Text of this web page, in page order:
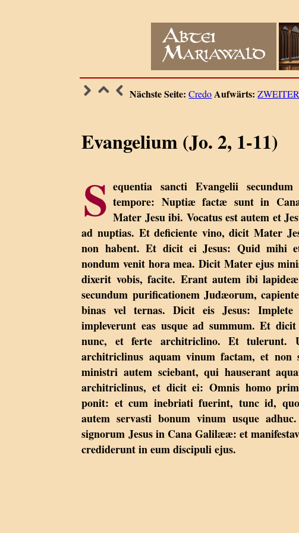
Nächste Seite: Credo Aufwärts:
Evangelium (Jo. 2, 1-11)
S equentia sancti Evangelii
tempore: Nuptiæ factæ sunt in
Mater Jesu ibi. Vocatus est autem et
ad nuptias. Et deficiente vino, dicit Mater
non habent. Et dicit ei Jesus: Quid mihi
nondum venit hora mea. Dicit Mater ejus
dixerit vobis, facite. Erant autem ibi
secundum purificationem Judæorum,
binas vel ternas. Dicit eis Jesus:
impleverunt eas usque ad summum. Et
nunc, et ferte architriclino. Et tulerunt.
architriclinus aquam vinum factam, et non
ministri autem sciebant, qui hauserant
architriclinus, et dicit ei: Omnis homo
ponit: et cum inebriati fuerint, tunc id,
autem servasti bonum vinum usque
signorum Jesus in Cana Galilææ: et
crediderunt in eum discipuli ejus.